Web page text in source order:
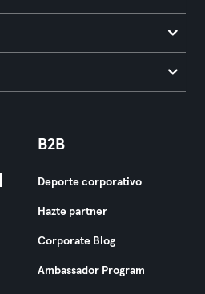
B2B
Deporte corporativo
Hazte partner
Corporate Blog
Ambassador Program